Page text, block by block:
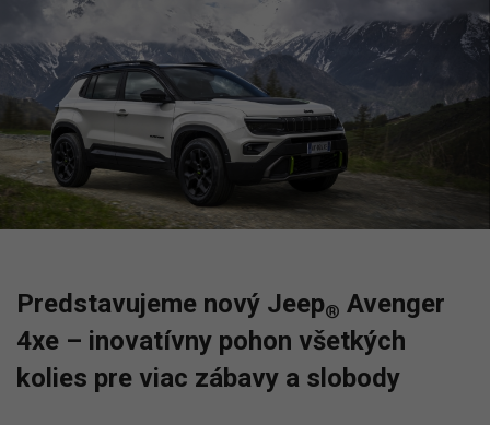
Predstavujeme nový Jeep® Avenger
4xe – inovatívny pohon všetkých
kolies pre viac zábavy a slobody